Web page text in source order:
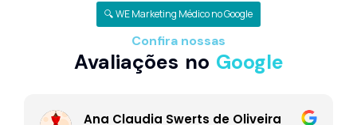
🔍 WE Marketing Médico no Google
Confira nossas
Avaliações no Google
Ana Claudia Swerts de Oliveira